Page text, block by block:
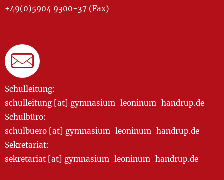
+49(0)5904 9300-37 (Fax)
Schulleitung:
schulleitung [at] gymnasium-leoninum-handrup.de
Schulbüro:
schulbuero [at] gymnasium-leoninum-handrup.de
Sekretariat:
sekretariat [at] gymnasium-leoninum-handrup.de